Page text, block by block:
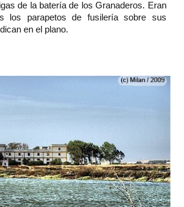
de la batería de los Granaderos. Eran
los parapetos de fusilería sobre sus
en el plano.